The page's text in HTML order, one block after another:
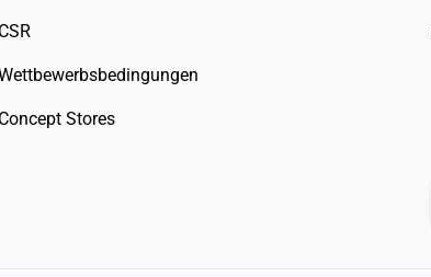
CSR
Concept Stores